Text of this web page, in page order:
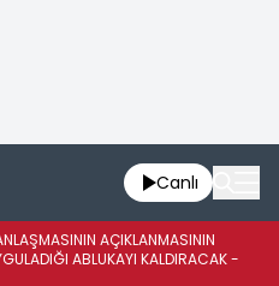
Canlı
AÇIKLANMASININ
ABLUKAYI KALDIRACAK -